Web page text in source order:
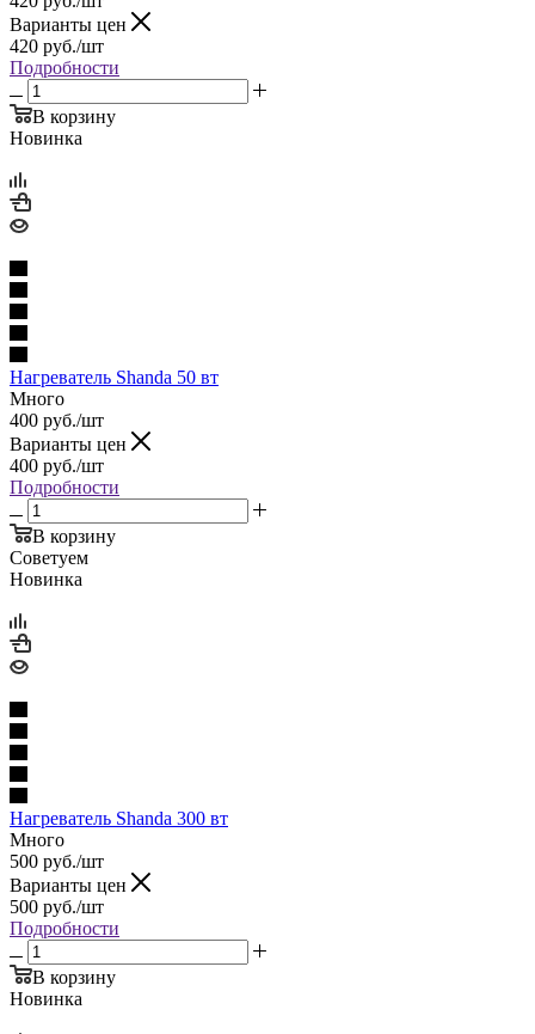
Варианты цен
420 руб./шт
Подробности
В корзину
Новинка
Нагреватель Shanda 50 вт
Много
400 руб./шт
Варианты цен
400 руб./шт
Подробности
В корзину
Советуем
Новинка
Нагреватель Shanda 300 вт
Много
500 руб./шт
Варианты цен
500 руб./шт
Подробности
В корзину
Новинка